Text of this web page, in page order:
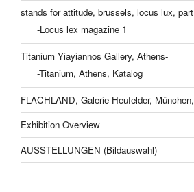
stands for attitude, brussels, locus lux,
-Locus lex magazine 1
Titanium Yiayiannos Gallery, Athens-
-Titanium, Athens, Katalog
FLACHLAND, Galerie Heufelder,
Exhibition Overview
AUSSTELLUNGEN (Bildauswahl)